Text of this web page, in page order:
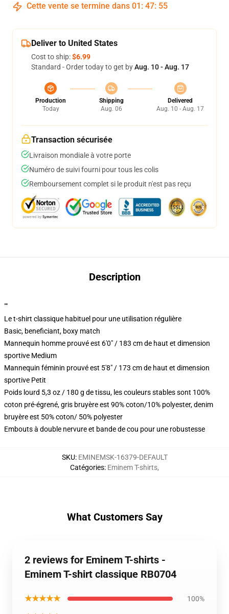
Cette vente se termine dans 01 : 47: 54
Deliver to United States
Cost to ship:$6.99
Standard - Order today to get byAug. 10 - Aug. 17
Production
Today
Shipping
Aug. 06
Delivered
Aug. 10 - Aug. 17
Transaction sécurisée
Livraison mondiale à votre porte
Numéro de suivi fourni pour tous les colis
Remboursement complet si le produit n'est pas reçu
Description
""
Le t-shirt classique habituel pour une utilisation régulière
Basic, beneficiant, boxy match
Mannequin homme prouvé est 6'0" / 183 cm de haut et dimension
sportive Medium
Mannequin féminin prouvé est 5'8" / 173 cm de haut et dimension
sportive Petit
Poids lourd 5,3 oz / 180 g de tissu, les couleurs stables sont 100%
coton pré-égrené, gris bruyère est 90% coton/10% polyester, denim
bruyère est 50% coton/ 50% polyester
Embouts à double nervure et bande de cou pour une robustesse
SKU: EMINEMSK-16379-DEFAULT
Catégories: Eminem T-shirts,
What Customers Say
2 reviews for Eminem T-shirts -
Eminem T-shirt classique RB0704
★★★★★ 100%